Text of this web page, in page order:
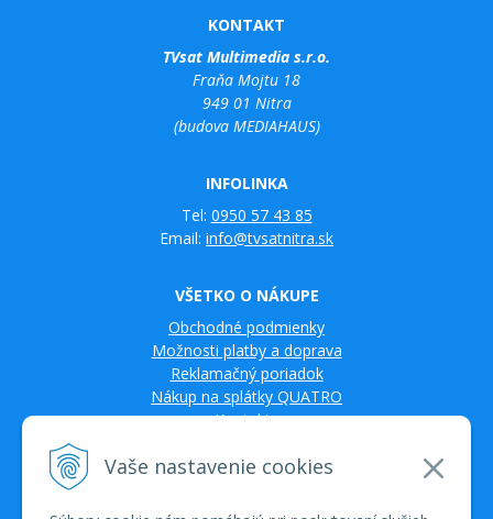
Vaše nastavenie cookies
KONTAKT
TVsat Multimedia s.r.o.
Fraňa Mojtu 18
949 01 Nitra
(budova MEDIAHAUS)
INFOLINKA
Tel: 0950 57 43 85
Email: info@tvsatnitra.sk
VŠETKO O NÁKUPE
Obchodné podmienky
Možnosti platby a doprava
Reklamačný poriadok
Nákup na splátky QUATRO
Kontakty